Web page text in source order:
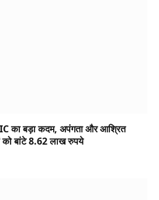
का बड़ा कदम, अपंगता और आश्रित
को बांटे 8.62 लाख रुपये